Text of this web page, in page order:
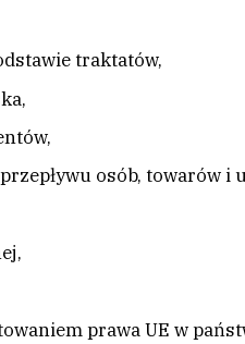
traktatów,
osób, towarów i
prawa UE w